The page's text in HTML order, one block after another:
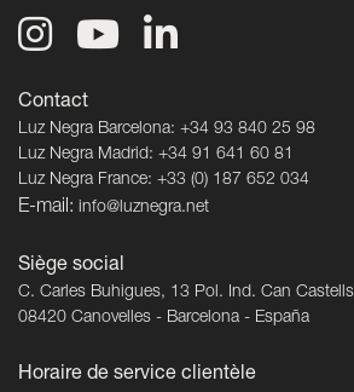
Contact
Luz Negra Barcelona: +34 93 840 25 98
Luz Negra Madrid: +34 91 641 60 81
Luz Negra France: +33 (0) 187 652 034
E-mail: info@luznegra.net
Siège social
C. Carles Buhigues, 13 Pol. Ind. Can Castells
08420 Canovelles - Barcelona - España
Horaire de service clientèle